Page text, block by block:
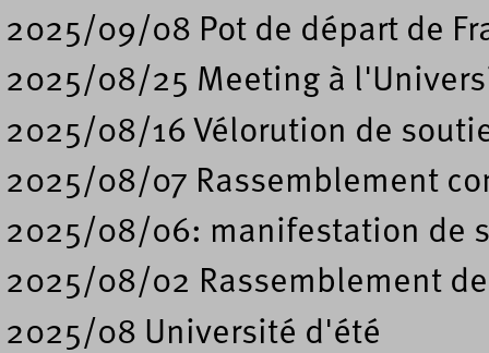
2025/09/08 Pot de départ de
2025/08/25 Meeting à
2025/08/16 Vélorution de
2025/08/07 Rassemblement
2025/08/06: manifestation de
2025/08/02 Rassemblement
2025/08 Université d'été